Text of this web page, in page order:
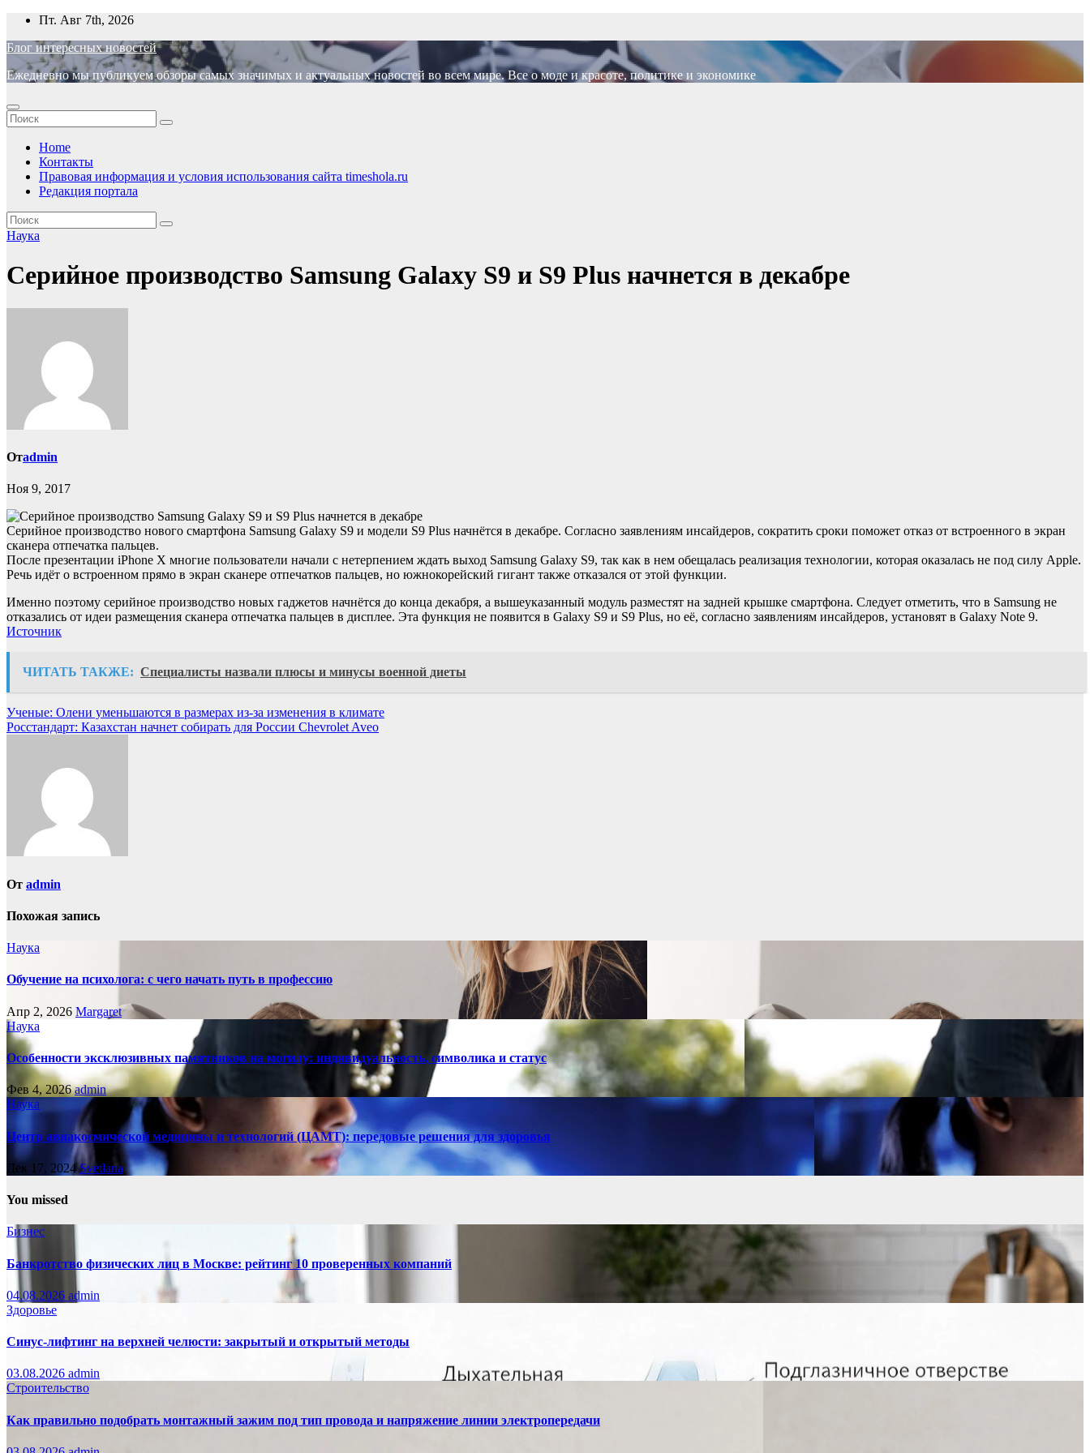
Перейти
содержимому
Пт. Авг 7th, 2026
Блог интересных новостей
Ежедневно мы публикуем обзоры самых значимых и актуальных новостей во всем мире. Все о моде и красоте, политике и экономике
Home
Контакты
Правовая информация и условия использования сайта timeshola.ru
Редакция портала
Наука
Серийное производство Samsung Galaxy S9 и S9 Plus начнется в декабре
Отadmin
Ноя 9, 2017
Серийное производство нового смартфона Samsung Galaxy S9 и модели S9 Plus начнётся в декабре. Согласно заявлениям инсайдеров, сократить сроки поможет отказ от встроенного в экран
сканера отпечатка пальцев.
После презентации iPhone X многие пользователи начали с нетерпением ждать выход Samsung Galaxy S9, так как в нем обещалась реализация технологии, которая оказалась не под силу Apple.
Речь идёт о встроенном прямо в экран сканере отпечатков пальцев, но южнокорейский гигант также отказался от этой функции.
Именно поэтому серийное производство новых гаджетов начнётся до конца декабря, а вышеуказанный модуль разместят на задней крышке смартфона. Следует отметить, что в Samsung не
отказались от идеи размещения сканера отпечатка пальцев в дисплее. Эта функция не появится в Galaxy S9 и S9 Plus, но её, согласно заявлениям инсайдеров, установят в Galaxy Note 9.
Источник
ЧИТАТЬ ТАКЖЕ: Специалисты назвали плюсы и минусы военной диеты
Навигация
по
Ученые: Олени уменьшаются в размерах из-за изменения в климате
Росстандарт: Казахстан начнет собирать для России Chevrolet Aveo
От admin
Похожая запись
Наука
Обучение на психолога: с чего начать путь в профессию
Апр 2, 2026 Margaret
Наука
Особенности эксклюзивных памятников на могилу: индивидуальность, символика и статус
Фев 4, 2026admin
Наука
Центр авиакосмической медицины и технологий (ЦАМТ): передовые решения для здоровья
Дек 17, 2024Svetlana
You missed
Бизнес
Банкротство физических лиц в Москве: рейтинг 10 проверенных компаний
04.08.2026 admin
Здоровье
Синус-лифтинг на верхней челюсти: закрытый и открытый методы
03.08.2026 admin
Строительство
Как правильно подобрать монтажный зажим под тип провода и напряжение линии электропередачи